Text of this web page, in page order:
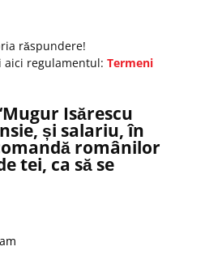
răspundere!
aici regulamentul: Termeni
Mugur Isărescu
și salariu, în
românilor
tei, ca să se